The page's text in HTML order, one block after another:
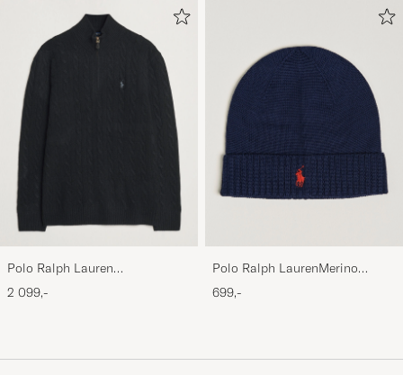
Polo Ralph Lauren
Wool/Cashmere Cable Half Zip
Polo Black
2 099,-
Polo Ralph LaurenMerino
BeanieHunter Navy
699,-